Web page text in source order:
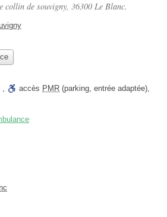
collin de souvigny, 36300 Le Blanc.
, accès PMR (parking, entrée adaptée),